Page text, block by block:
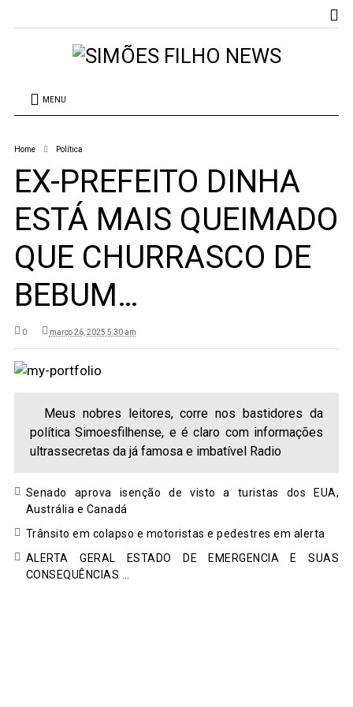
MENU
Home Política
EX-PREFEITO DINHA
ESTÁ MAIS QUEIMADO
QUE CHURRASCO DE
BEBUM…
0 março 26, 2025 5:30 am
Meus nobres leitores, corre nos bastidores da
política Simoesfilhense, e é claro com informações
ultrassecretas da já famosa e imbatível Radio
Senado aprova isenção de visto a turistas dos EUA,
Austrália e Canadá
Trânsito em colapso e motoristas e pedestres em alerta
ALERTA GERAL ESTADO DE EMERGENCIA E SUAS
CONSEQUÊNCIAS …